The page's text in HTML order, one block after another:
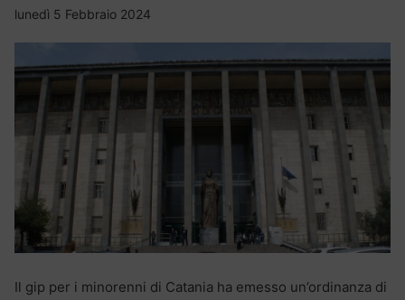
lunedì 5 Febbraio 2024
Il gip per i minorenni di Catania ha emesso un’ordinanza di